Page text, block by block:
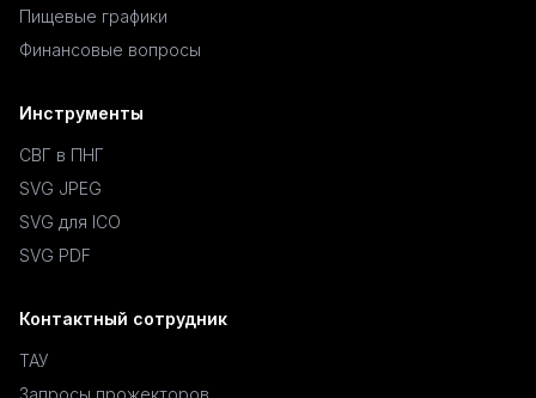
Пищевые графики
Финансовые вопросы
Инструменты
СВГ в ПНГ
SVG JPEG
SVG для ICO
SVG PDF
Контактный сотрудник
ТАУ
Запросы прожекторов